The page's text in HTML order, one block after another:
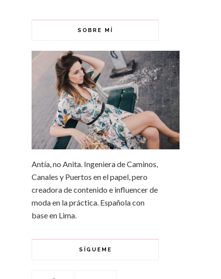
SOBRE MÍ
Antía, no Anita. Ingeniera de Caminos,
Canales y Puertos en el papel, pero
creadora de contenido e influencer de
moda en la práctica. Española con
base en Lima.
SÍGUEME